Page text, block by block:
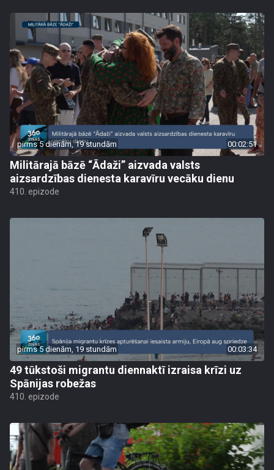
pirms 5 dienām, 19 stundām 00:02:51
Militārajā bāzē “Ādaži” aizvada valsts
aizsardzības dienesta karavīru vecāku dienu
410. epizode
pirms 5 dienām, 19 stundām 00:03:34
49 tūkstoši migrantu diennaktī izraisa krīzi uz
Spānijas robežas
410. epizode